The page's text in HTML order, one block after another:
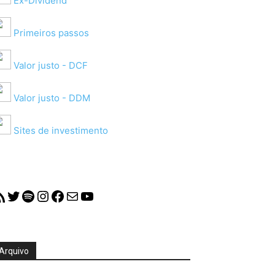
Primeiros passos
Valor justo - DCF
Valor justo - DDM
Sites de investimento
Feed
Twitter
Spotify
Instagram
Facebook
MailYouTube